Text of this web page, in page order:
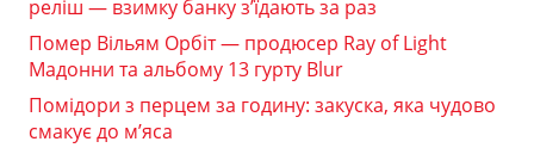
реліш — взимку банку з’їдають за раз
Помер Вільям Орбіт — продюсер Ray of Light
Мадонни та альбому 13 гурту Blur
Помідори з перцем за годину: закуска, яка чудово
смакує до м’яса